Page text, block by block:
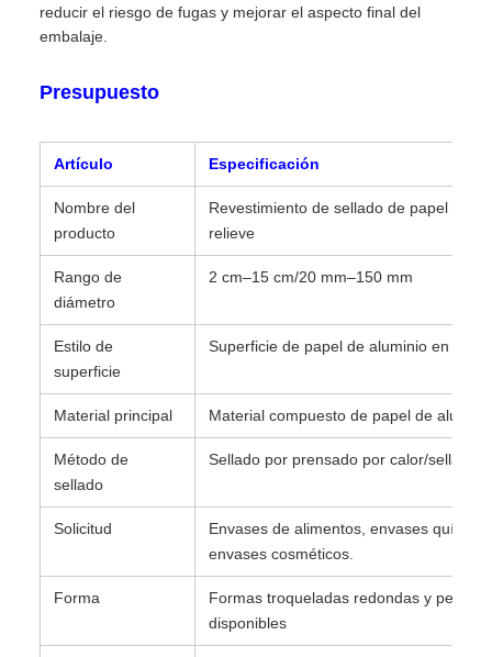
reducir el riesgo de fugas y mejorar el aspecto final del
embalaje.
Presupuesto
Artículo Especificación
Nombre del
producto
Revestimiento de sellado de papel de
relieve
Rango de
diámetro
2 cm–15 cm/20 mm–150 mm
Estilo de
superficie
Superficie de papel de aluminio en
Material principal Material compuesto de papel de
Método de
sellado
Sellado por prensado por calor/sellado
Solicitud
Envases de alimentos, envases
envases cosméticos.
Forma
Formas troqueladas redondas y
disponibles